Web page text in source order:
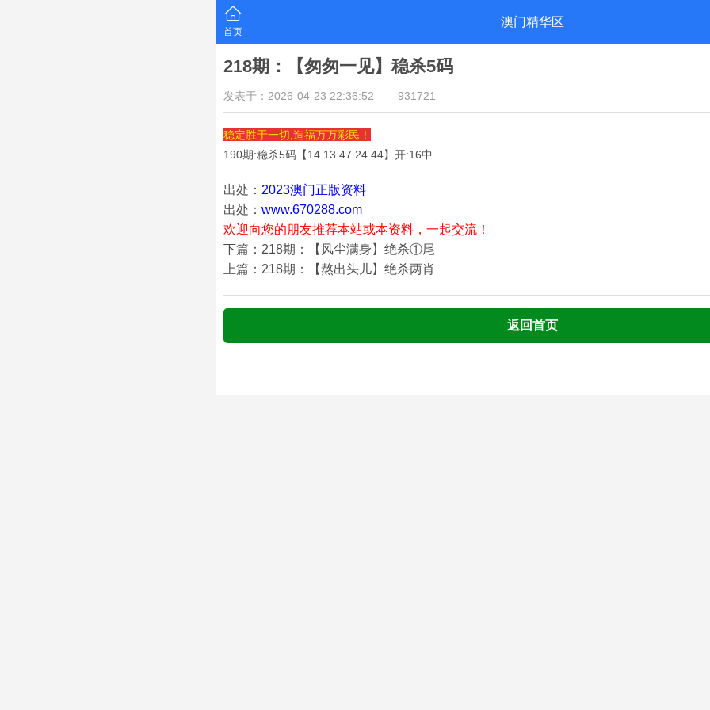
首页
澳门精华区
218期：【匆匆一见】稳杀5码
发表于：2026-04-23 22:36:52 931721
稳定胜于一切,造福万万彩民！
190期:稳杀5码【14.13.47.24.44】开:16中
出处： 2023澳门正版资料
出处： www.670288.com
欢迎向您的朋友推荐本站或本资料，一起交流！
下篇：218期：【风尘满身】绝杀①尾
上篇：218期：【熬出头儿】绝杀两肖
返回首页